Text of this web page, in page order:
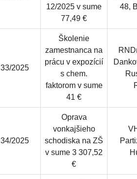
12/2025 v sume
77,49 €
48,
33/2025
Školenie
zamestnanca na
prácu v expozícií
s chem.
faktorom v sume
41 €
34/2025
Oprava
vonkajšieho
schodiska na ZŠ
v sume 3 307,52
€